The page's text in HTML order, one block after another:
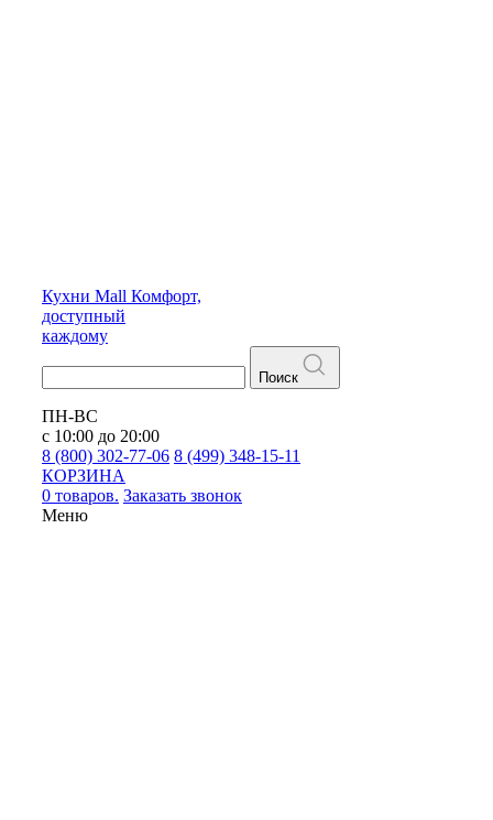
Кухни Mall Комфорт,
доступный
каждому
Поиск
ПН-ВС
с 10:00 до 20:00
8 (800) 302-77-06 8 (499) 348-15-11
КОРЗИНА
0 товаров. Заказать звонок
Меню